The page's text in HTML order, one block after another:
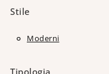
Stile
Moderni
Tipologia